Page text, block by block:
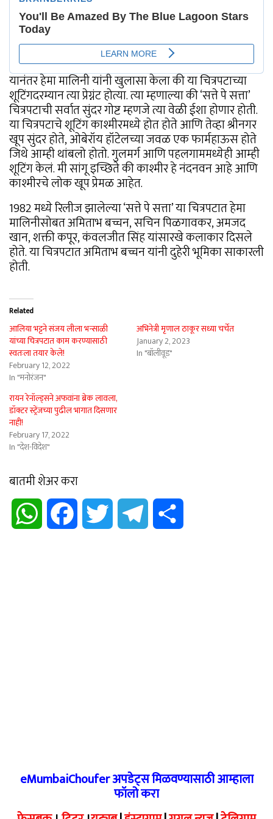
यानंतर हेमा मालिनी यांनी खुलासा केला की या चित्रपटाच्या
शूटिंगदरम्यान त्या प्रेग्नंट होत्या. त्या म्हणाल्या की ‘सत्ते पे सत्ता’
चित्रपटाची सर्वात सुंदर गोष्ट म्हणजे त्या वेळी ईशा होणार होती.
या चित्रपटाचे शूटिंग काश्मीरमध्ये होत होते आणि तेव्हा श्रीनगर
खूप सुंदर होते, ओबेरॉय हॉटेलच्या जवळ एक फार्महाऊस होते
जिथे आम्ही थांबलो होतो. गुलमर्ग आणि पहलगाममध्येही आम्ही
शूटिंग केलं. मी सांगू इच्छिते की काश्मीर हे नंदनवन आहे आणि
काश्मीरचे लोक खूप प्रेमळ आहेत.
1982 मध्ये रिलीज झालेल्या ‘सत्ते पे सत्ता’ या चित्रपटात हेमा
मालिनीसोबत अमिताभ बच्चन, सचिन पिळगावकर, अमजद
खान, शक्ती कपूर, कंवलजीत सिंह यांसारखे कलाकार दिसले
होते. या चित्रपटात अमिताभ बच्चन यांनी दुहेरी भूमिका साकारली
होती.
Related
आलिया भट्टने संजय लीला भन्साळी
यांच्या चित्रपटात काम करण्यासाठी
स्वतःला तयार केले!
February 12, 2022
In "मनोरंजन"
अभिनेत्री मृणाल ठाकूर सध्या चर्चेत
January 2, 2023
In "बॉलीवूड"
रायन रेनॉल्ड्सने अफवांना ब्रेक लावला,
डॉक्टर स्ट्रेंजच्या पुढील भागात दिसणार
नाही!
February 17, 2022
In "देश-विदेश"
बातमी शेअर करा
WhatsApp Facebook Twitter Telegram
eMumbaiChoufer अपडेट्स मिळवण्यासाठी आम्हाला
फॉलो करा